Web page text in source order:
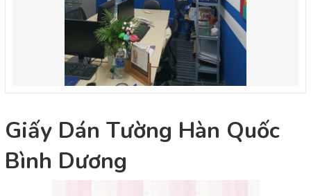
Giấy Dán Tường Hàn Quốc
Bình Dương